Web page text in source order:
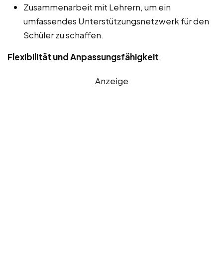
Zusammenarbeit mit Lehrern, um ein
umfassendes Unterstützungsnetzwerk für den
Schüler zu schaffen.
Flexibilität und Anpassungsfähigkeit:
Anzeige